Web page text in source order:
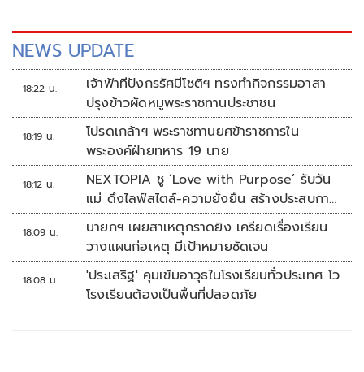
NEWS UPDATE
18:22 น.
เจ้าฟ้าทีปังกรรัศมีโชติฯ ทรงทำกิจกรรมอาสา
ปรุงข้าวผัดหมูพระราชทานประชาชน
18:19 น.
โปรดเกล้าฯ พระราชทานยศข้าราชการใน
พระองค์ฝ่ายทหาร 19 นาย
18:12 น.
NEXTOPIA ชู ‘Love with Purpose’ รับวัน
แม่ ดึงไลฟ์สไตล์-ความยั่งยืน สร้างประสบกา
รณ์ช้อปปิงมีความหมาย
18:09 น.
นายกฯ เผยสาเหตุกราดยิง เครียดเรื่องเรียน
วางแผนก่อเหตุ มีเป้าหมายชัดเจน
18:08 น.
'ประเสริฐ' คุมเข้มอาวุธในโรงเรียนทั่วประเทศ โว
โรงเรียนต้องเป็นพื้นที่ปลอดภัย